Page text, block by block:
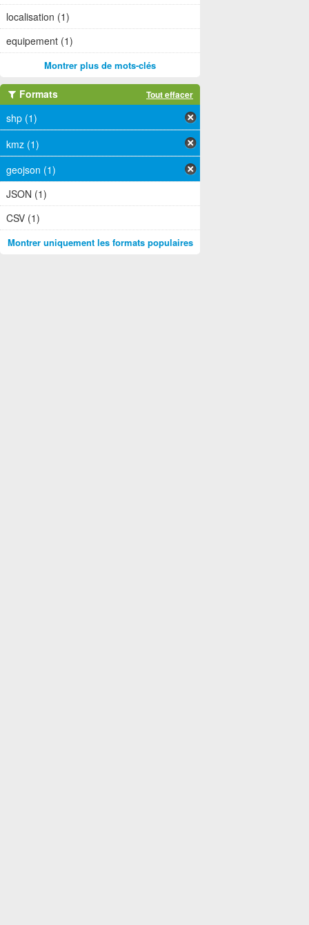
localisation (1)
equipement (1)
Montrer plus de mots-clés
Formats Tout effacer
shp (1)
kmz (1)
geojson (1)
JSON (1)
CSV (1)
Montrer uniquement les formats populaires